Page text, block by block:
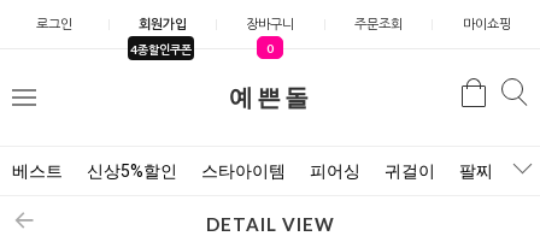
로그인 회원가입
4종할인쿠폰
장바구니
0
주문조회 마이쇼핑
예쁜돌
메
검색
베스트 신상5%할인 스타아이템 피어싱 귀걸이 팔찌 목
DETAIL VIEW